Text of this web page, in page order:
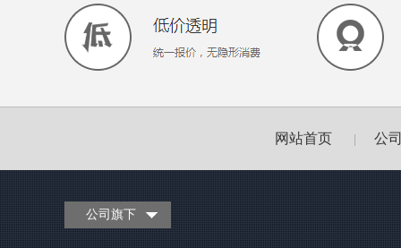
网站首页 公
公司旗下